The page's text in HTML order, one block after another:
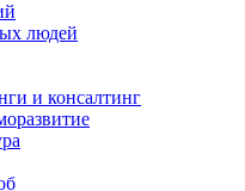
людей
и консалтинг